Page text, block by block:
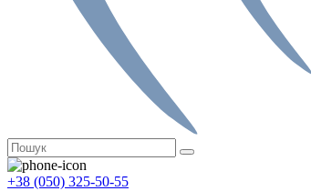
+38 (050) 325-50-55